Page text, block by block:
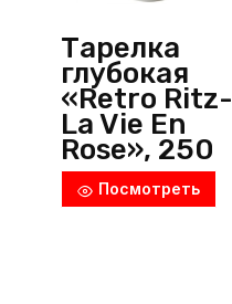
Тарелка
глубокая
«Retro Ritz-
La Vie En
Rose», 250
мл, d=230
мм,Посмотреть